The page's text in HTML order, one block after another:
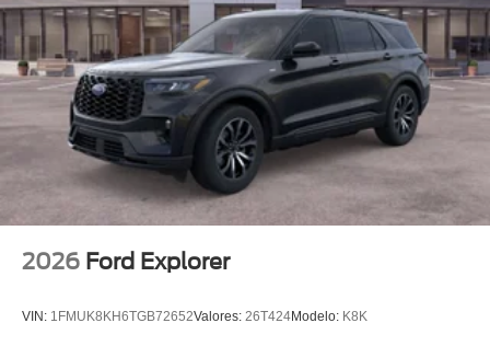
2026 Ford Explorer
VIN: 1FMUK8KH6TGB72652Valores: 26T424Modelo: K8K